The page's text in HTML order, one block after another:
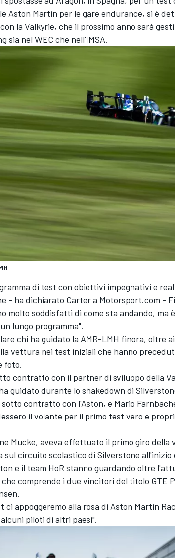
Aston Martin per le gare endurance, si è
la Valkyrie, che il prossimo anno sarà
sia nel WEC che nell'IMSA.
di test con obiettivi impegnativi e
- ha dichiarato Carter a Motorsport.com -
molto soddisfatti di come sta andando, ma
lungo programma".
chi ha guidato la AMR-LMH finora, oltre
vettura nei test iniziali che hanno
foto.
contratto con il partner di sviluppo della
guidato durante lo shakedown di
contratto con l'Aston, e Mario
il volante per il primo test vero e
Mucke, aveva effettuato il primo giro della
sul circuito scolastico di Silverstone all'inizio
e il team HoR stanno guardando oltre
comprende i due vincitori del titolo GTE
ci appoggeremo alla rosa di Aston Martin
piloti di altri paesi".